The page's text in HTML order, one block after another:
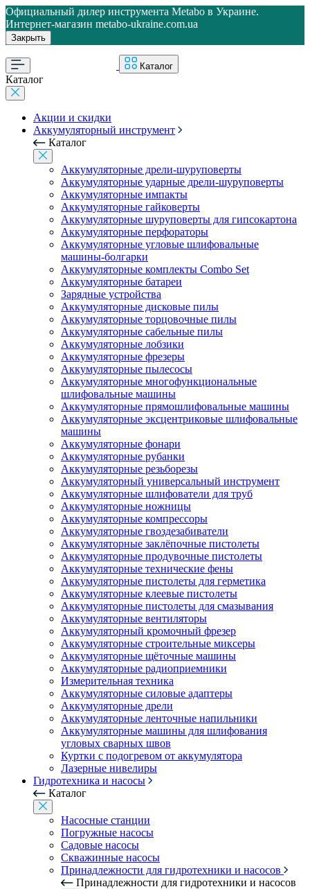
Официальный дилер инструмента Metabo в Украине.
Интернет-магазин metabo-ukraine.com.ua
Закрыть
Каталог
Каталог
Акции и скидки
Аккумуляторный инструмент
Каталог
Аккумуляторные дрели-шуруповерты
Аккумуляторные ударные дрели-шуруповерты
Аккумуляторные импакты
Аккумуляторные гайковерты
Аккумуляторные шуруповерты для гипсокартона
Аккумуляторные перфораторы
Аккумуляторные угловые шлифовальные
машины-болгарки
Аккумуляторные комплекты Combo Set
Аккумуляторные батареи
Зарядные устройства
Аккумуляторные дисковые пилы
Аккумуляторные торцовочные пилы
Аккумуляторные сабельные пилы
Аккумуляторные лобзики
Аккумуляторные фрезеры
Аккумуляторные пылесосы
Аккумуляторные многофункциональные
шлифовальные машины
Аккумуляторные прямошлифовальные машины
Аккумуляторные эксцентриковые шлифовальные
машины
Аккумуляторные фонари
Аккумуляторные рубанки
Аккумуляторные резьборезы
Аккумуляторный универсальный инструмент
Аккумуляторные шлифователи для труб
Аккумуляторные ножницы
Аккумуляторные компрессоры
Аккумуляторные гвоздезабиватели
Аккумуляторные заклёпочные пистолеты
Аккумуляторные продувочные пистолеты
Аккумуляторные технические фены
Аккумуляторные пистолеты для герметика
Аккумуляторные клеевые пистолеты
Аккумуляторные пистолеты для смазывания
Аккумуляторные вентиляторы
Аккумуляторный кромочный фрезер
Аккумуляторные строительные миксеры
Аккумуляторные щёточные машины
Аккумуляторные радиоприемники
Измерительная техника
Аккумуляторные силовые адаптеры
Аккумуляторные дрели
Аккумуляторные ленточные напильники
Аккумуляторные машины для шлифования
угловых сварных швов
Куртки с подогревом от аккумулятора
Лазерные нивелиры
Гидротехника и насосы
Каталог
Насосные станции
Погружные насосы
Садовые насосы
Скважинные насосы
Принадлежности для гидротехники и насосов
Принадлежности для гидротехники и насосов